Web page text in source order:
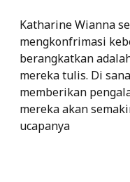
Katharine Wianna
mengkonfrimasi
berangkatkan
mereka tulis. Di
memberikan
mereka akan
ucapanya